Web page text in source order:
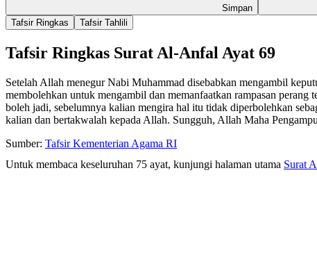
Simpan
Tafsir Ringkas
Tafsir Tahlili
Tafsir Ringkas Surat Al-Anfal Ayat 69
Setelah Allah menegur Nabi Muhammad disebabkan mengambil
membolehkan untuk mengambil dan memanfaatkan rampasan
boleh jadi, sebelumnya kalian mengira hal itu tidak diperbolehkan
kalian dan bertakwalah kepada Allah. Sungguh, Allah Maha
Sumber: Tafsir Kementerian Agama RI
Untuk membaca keseluruhan 75 ayat, kunjungi halaman utama Surat